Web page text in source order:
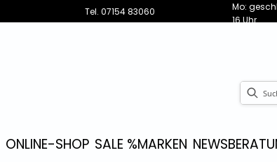
Tel. 07154 83060
Mo:
16 Uhr
ONLINE-SHOP SALE %MARKEN NEWS